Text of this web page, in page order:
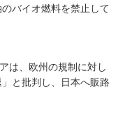
バイオ燃料を禁止して
は、欧州の規制に対し
と批判し、日本へ販路